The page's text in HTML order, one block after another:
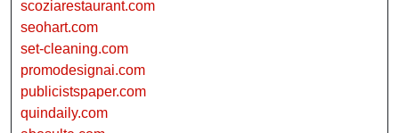
scoziarestaurant.com
seohart.com
set-cleaning.com
promodesignai.com
publicistspaper.com
quindaily.com